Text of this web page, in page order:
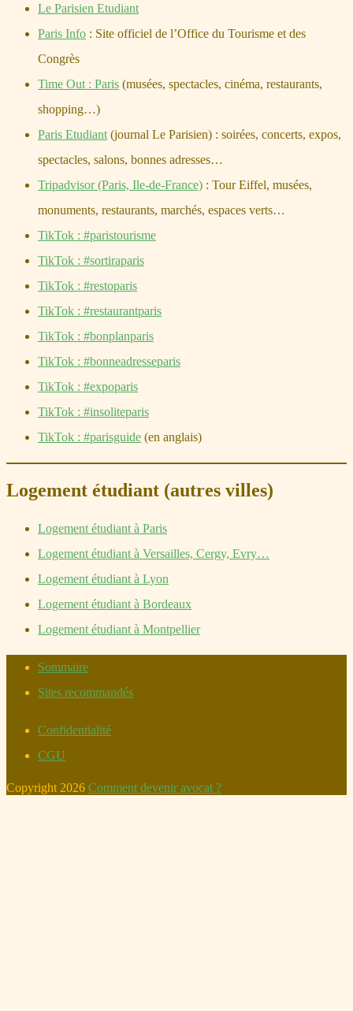
Le Parisien Etudiant
Paris Info : Site officiel de l’Office du Tourisme et des
Congrès
Time Out : Paris (musées, spectacles, cinéma, restaurants,
shopping…)
Paris Etudiant (journal Le Parisien) : soirées, concerts, expos,
spectacles, salons, bonnes adresses…
Tripadvisor (Paris, Ile-de-France) : Tour Eiffel, musées,
monuments, restaurants, marchés, espaces verts…
TikTok : #paristourisme
TikTok : #sortiraparis
TikTok : #restoparis
TikTok : #restaurantparis
TikTok : #bonplanparis
TikTok : #bonneadresseparis
TikTok : #expoparis
TikTok : #insoliteparis
TikTok : #parisguide (en anglais)
Logement étudiant (autres villes)
Logement étudiant à Paris
Logement étudiant à Versailles, Cergy, Evry…
Logement étudiant à Lyon
Logement étudiant à Bordeaux
Logement étudiant à Montpellier
Sommaire
Sites recommandés
Confidentialité
CGU
Copyright 2026 Comment devenir avocat ?